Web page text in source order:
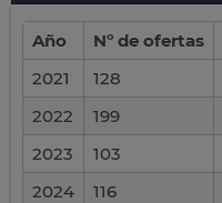
Año Nº de ofertas
2021
128
2022
199
2023
103
2024
116